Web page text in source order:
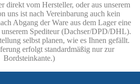
direkt vom Hersteller, oder aus unserem
uns ist nach Vereinbarung auch kein
Abgang der Ware aus dem Lager eine
Spediteur (Dachser/DPD/DHL).
selbst planen, wie es Ihnen gefällt.
erfolgt standardmäßig nur zur
Bordsteinkante.)